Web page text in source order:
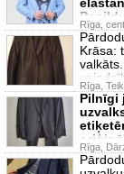
Rīga,
Krāsa:
Rīga,
Pilnīgi
Rīga,